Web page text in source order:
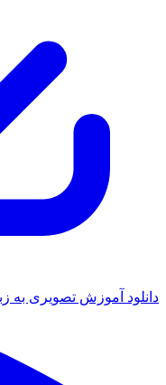
دانلود آموزش تصویری به